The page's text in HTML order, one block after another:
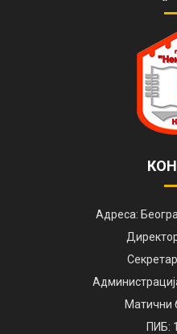
Адреса:
Матични
ПИБ: